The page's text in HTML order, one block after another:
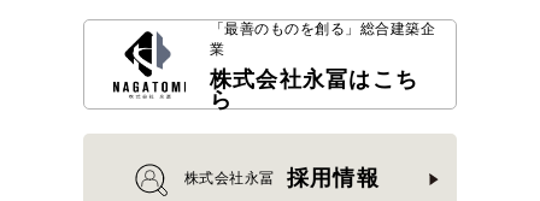
「最善のものを創る」 総合建築企
業
株式会社永冨はこち
ら
株式会社永冨 採用情報